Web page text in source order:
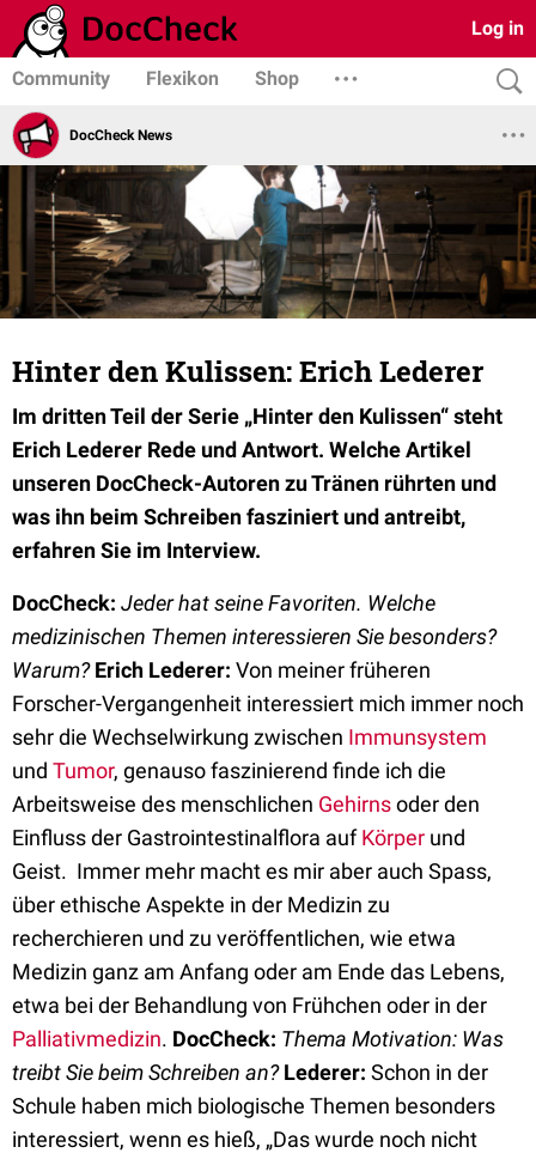
Log in
Community Flexikon Shop
DocCheck News
Hinter den Kulissen: Erich Lederer
Im dritten Teil der Serie „Hinter den Kulissen“ steht
Erich Lederer Rede und Antwort. Welche Artikel
unseren DocCheck-Autoren zu Tränen rührten und
was ihn beim Schreiben fasziniert und antreibt,
erfahren Sie im Interview.
DocCheck: Jeder hat seine Favoriten. Welche
medizinischen Themen interessieren Sie besonders?
Warum? Erich Lederer: Von meiner früheren
Forscher-Vergangenheit interessiert mich immer noch
sehr die Wechselwirkung zwischen Immunsystem
und Tumor, genauso faszinierend finde ich die
Arbeitsweise des menschlichen Gehirnsoder den
Einfluss der Gastrointestinalflora aufKörper und
Geist. Immer mehr macht es mir aber auch Spass,
über ethische Aspekte in der Medizin zu
recherchieren und zu veröffentlichen, wie etwa
Medizin ganz am Anfang oder am Ende das Lebens,
etwa bei der Behandlung von Frühchen oder in der
Palliativmedizin. DocCheck: Thema Motivation: Was
treibt Sie beim Schreiben an? Lederer: Schon in der
Schule haben mich biologische Themen besonders
interessiert, wenn es hieß, „Das wurde noch nicht